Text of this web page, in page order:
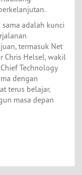
adalah kunci
termasuk Net
Chris Helsel, wakil
Technology
dengan
terus belajar,
masa depan